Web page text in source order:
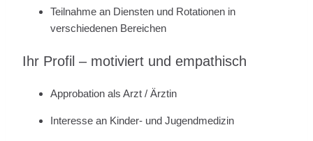
Teilnahme an Diensten und Rotationen in
verschiedenen Bereichen
Ihr Profil – motiviert und empathisch
Approbation als Arzt / Ärztin
Interesse an Kinder- und Jugendmedizin